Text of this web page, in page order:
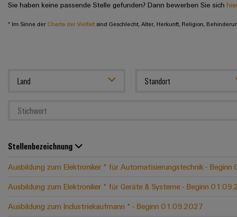
Sie haben keine passende Stelle gefunden? Dann bewerben Sie sich
* Im Sinne der Charta der Vielfalt sind Geschlecht, Alter, Herkunft, Religion,
Land Standort
Stellenbezeichnung
Ausbildung zum Elektroniker * für Automatisierungstechnik -
Ausbildung zum Elektroniker * für Geräte & Systeme - Beginn
Ausbildung zum Industriekaufmann * - Beginn 01.09.2027